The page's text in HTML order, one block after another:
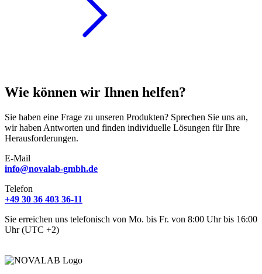
Wie können wir Ihnen helfen?
Sie haben eine Frage zu unseren Produkten? Sprechen Sie uns an,
wir haben Antworten und finden individuelle Lösungen für Ihre
Herausforderungen.
E-Mail
info@novalab-gmbh.de
Telefon
+49 30 36 403 36-11
Sie erreichen uns telefonisch von Mo. bis Fr. von 8:00 Uhr bis 16:00
Uhr (UTC +2)